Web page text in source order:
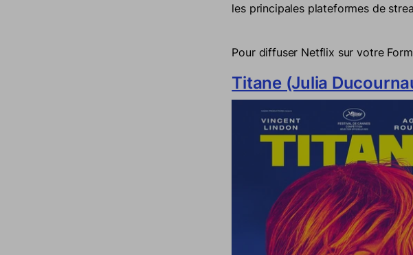
les principales plateformes de
Pour diffuser Netflix sur votre
Titane (Julia